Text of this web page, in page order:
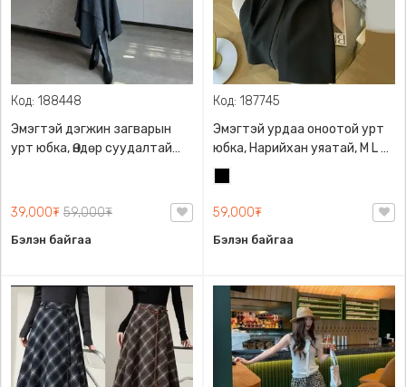
Код: 188448
Эмэгтэй дэгжин загварын
урт юбка, Өндөр суудалтай
сонголттой
39,000₮ 59,000₮
Бэлэн байгаа
Код: 187745
Эмэгтэй урдаа оноотой урт
юбка, Нарийхан уяатай, M L XL
размертай, Брюкен
материалтай
59,000₮
Бэлэн байгаа